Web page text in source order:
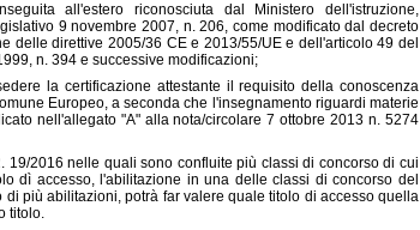
all'estero riconosciuta dal Ministero dell'istruzione,
9 novembre 2007, n. 206, come modificato dal decreto
delle direttive 2005/36 CE e 2013/55/UE e dell'articolo 49 del
n. 394 e successive modificazioni;
la certificazione attestante il requisito della conoscenza
Europeo, a seconda che l'insegnamento riguardi materie
nell'allegato "A" alla nota/circolare 7 ottobre 2013 n. 5274
19/2016 nelle quali sono confluite più classi di concorso di cui
dì accesso, l'abilitazione in una delle classi di concorso del
più abilitazioni, potrà far valere quale titolo di accesso quella
titolo.